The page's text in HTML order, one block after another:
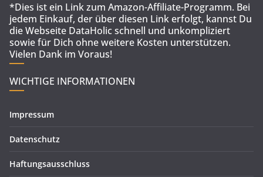
*Dies ist ein Link zum Amazon-Affiliate-Programm. Bei
jedem Einkauf, der über diesen Link erfolgt, kannst Du
die Webseite DataHolic schnell und unkompliziert
sowie für Dich ohne weitere Kosten unterstützen.
Vielen Dank im Voraus!
WICHTIGE INFORMATIONEN
Impressum
Datenschutz
Haftungsausschluss